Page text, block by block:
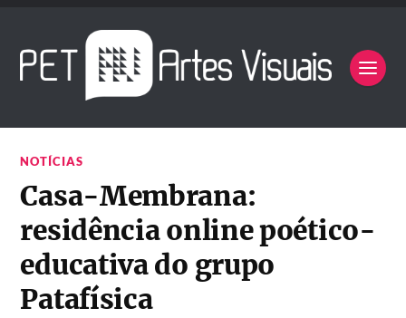
NOTÍCIAS
Casa-Membrana:
residência online poético-
educativa do grupo
Patafísica